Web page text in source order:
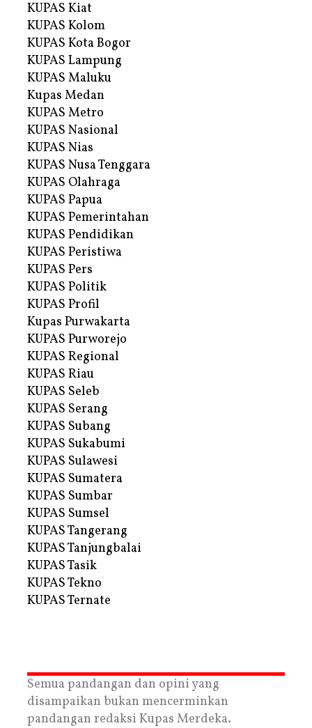
KUPAS Kiat
KUPAS Kolom
KUPAS Kota Bogor
KUPAS Lampung
KUPAS Maluku
Kupas Medan
KUPAS Metro
KUPAS Nasional
KUPAS Nias
KUPAS Nusa Tenggara
KUPAS Olahraga
KUPAS Papua
KUPAS Pemerintahan
KUPAS Pendidikan
KUPAS Peristiwa
KUPAS Pers
KUPAS Politik
KUPAS Profil
Kupas Purwakarta
KUPAS Purworejo
KUPAS Regional
KUPAS Riau
KUPAS Seleb
KUPAS Serang
KUPAS Subang
KUPAS Sukabumi
KUPAS Sulawesi
KUPAS Sumatera
KUPAS Sumbar
KUPAS Sumsel
KUPAS Tangerang
KUPAS Tanjungbalai
KUPAS Tasik
KUPAS Tekno
KUPAS Ternate
Semua pandangan dan opini yang
disampaikan bukan mencerminkan
pandangan redaksi Kupas Merdeka.